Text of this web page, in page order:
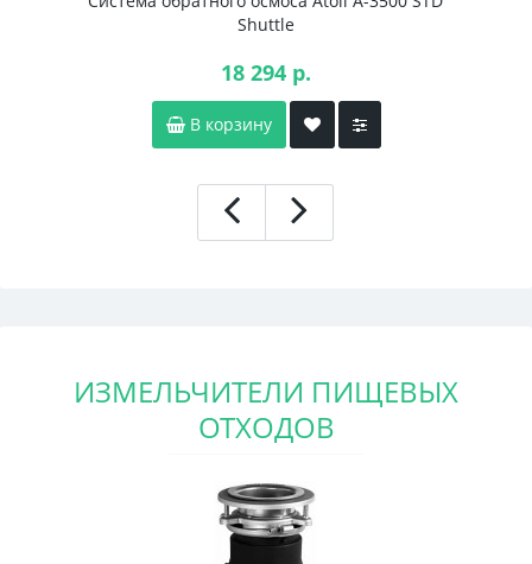
Shuttle
18 294 р.
В корзину
ИЗМЕЛЬЧИТЕЛИ ПИЩЕВЫХ
ОТХОДОВ